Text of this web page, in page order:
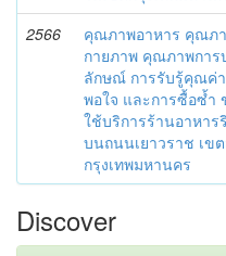
2566
คุณภาพอาหาร คุณภ
กายภาพ คุณภาพการ
ลักษณ์ การรับรู้คุณค่
พอใจ และการซื้อซ้ำ
ใช้บริการร้านอาหาร
บนถนนเยาวราช เข
กรุงเทพมหานคร
Discover